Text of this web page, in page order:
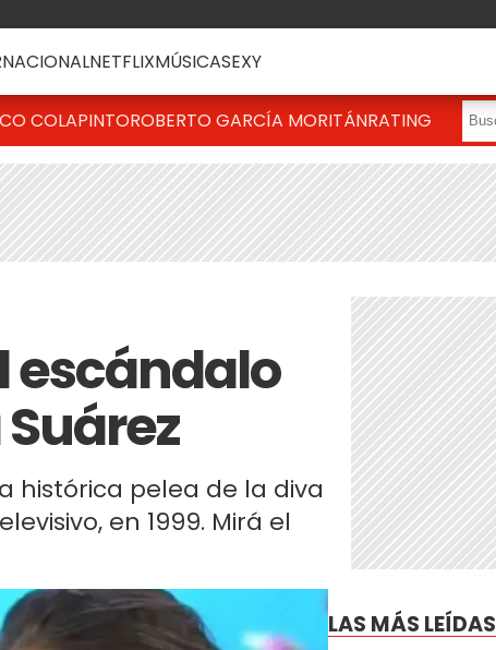
NETFLIXMÚSICASEXY
COLAPINTOROBERTO GARCÍA MORITÁNRATING
escándalo
histórica pelea de la diva
en 1999. Mirá el
LAS MÁS LEÍDAS